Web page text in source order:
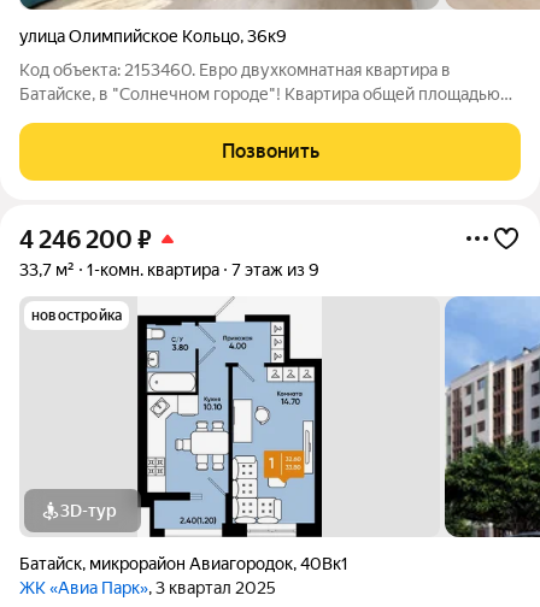
улица Олимпийское Кольцо,36к9
Код объекта: 2153460. Евро двухкомнатная квартира в
Батайске, в "Солнечном городе"! Квартира общей площадью
построенного в 2022 году. Монолитный дом построен по
самым современным технологиям
Позвонить
4 246 200 ₽
33,7 м² 1-комн. квартира 7 этаж из 9
новостройка
3D-тур
Батайск, микрорайон Авиагородок,40Вк1
ЖК «Авиа Парк», 3 квартал 2025